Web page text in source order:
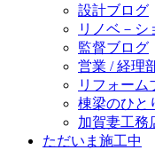
設計ブログ
リノベ－シ
監督ブログ
営業 / 経理
リフォーム
棟梁のひと
加賀妻工務
ただいま施工中